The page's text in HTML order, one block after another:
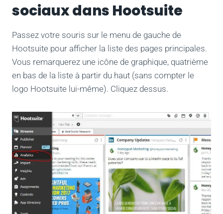
sociaux dans Hootsuite
Passez votre souris sur le menu de gauche de
Hootsuite pour afficher la liste des pages principales.
Vous remarquerez une icône de graphique, quatrième
en bas de la liste à partir du haut (sans compter le
logo Hootsuite lui-même). Cliquez dessus.